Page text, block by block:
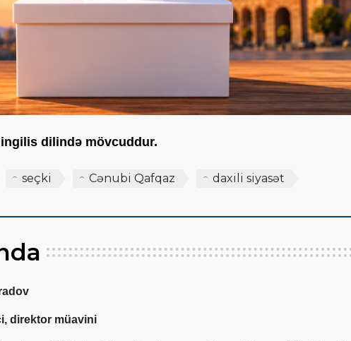
ingilis dilində mövcuddur.
seçki Cənubi Qafqaz daxili siyasət
direktor müavini